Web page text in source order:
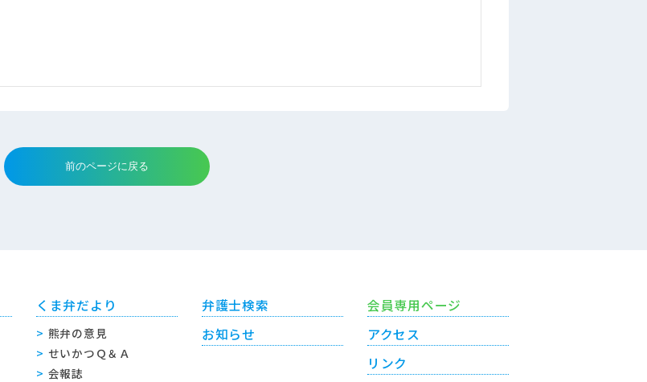
くま弁だより
熊弁の意見
せいかつＱ＆Ａ
会報誌
弁護士検索
お知らせ
会員専用ページ
アクセス
リンク